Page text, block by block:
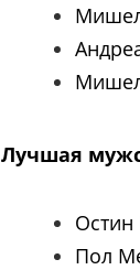
Лучшая
Остин
Пол